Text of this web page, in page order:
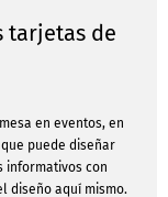
tarjetas de
en eventos, en
puede diseñar
informativos con
el diseño aquí mismo.